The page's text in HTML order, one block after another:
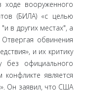
вооруженного
(БИЛА) «с целью
в других местах", а
обвинения
и их критику
без официального
является
Он заявил, что США